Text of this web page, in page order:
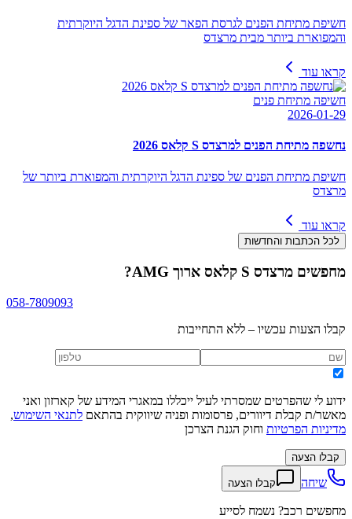
חשיפת מתיחת הפנים לגרסת הפאר של ספינת הדגל היוקרתית
והמפוארת ביותר מבית מרצדס
קראו עוד
חשיפה מתיחת פנים
2026-01-29
נחשפה מתיחת הפנים למרצדס S קלאס 2026
חשיפת מתיחת הפנים של ספינת הדגל היוקרתית והמפוארת ביותר של
מרצדס
קראו עוד
לכל הכתבות והחדשות
מחפשים מרצדס S קלאס ארוך AMG ?
058-7809093
קבלו הצעות עכשיו – ללא התחייבות
ידוע לי שהפרטים שמסרתי לעיל ייכללו במאגרי המידע של קארזון ואני
מאשר/ת קבלת דיוורים, פרסומות ופניה שיווקית בהתאם לתנאי השימוש,
מדיניות הפרטיות וחוק הגנת הצרכן
קבלו הצעה
שיחה קבלו הצעה
מחפשים רכב? נשמח לסייע